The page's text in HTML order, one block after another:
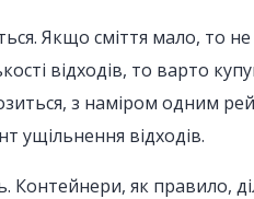
Якщо сміття мало, то
відходів, то варто
з наміром одним
ущільнення відходів.
Контейнери, як правило,